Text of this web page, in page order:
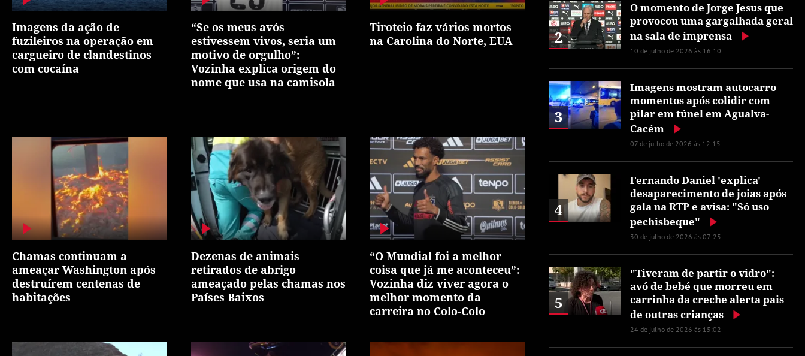
Imagens da ação de
fuzileiros na operação em
cargueiro de clandestinos
com cocaína
“Se os meus avós
estivessem vivos, seria um
motivo de orgulho”:
Vozinha explica origem do
nome que usa na camisola
Tiroteio faz vários mortos
na Carolina do Norte, EUA
Chamas continuam a
ameaçar Washington após
destruírem centenas de
habitações
Dezenas de animais
retirados de abrigo
ameaçado pelas chamas nos
Países Baixos
“O Mundial foi a melhor
coisa que já me aconteceu”:
Vozinha diz viver agora o
melhor momento da
carreira no Colo-Colo
2
O momento de Jorge Jesus que
provocou uma gargalhada geral
na sala de imprensa
10 de julho de 2026 às 16:10
3
Imagens mostram autocarro
momentos após colidir com
pilar em túnel em Agualva-
Cacém
07 de julho de 2026 às 12:15
4
Fernando Daniel 'explica'
desaparecimento de joias após
gala na RTP e avisa: "Só uso
pechisbeque"
30 de julho de 2026 às 07:25
5
"Tiveram de partir o vidro":
avó de bebé que morreu em
carrinha da creche alerta pais
de outras crianças
24 de julho de 2026 às 15:02